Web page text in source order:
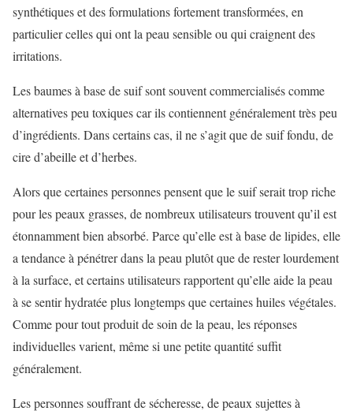
synthétiques et des formulations fortement transformées, en
particulier celles qui ont la peau sensible ou qui craignent des
irritations.
Les baumes à base de suif sont souvent commercialisés comme
alternatives peu toxiques car ils contiennent généralement très peu
d’ingrédients. Dans certains cas, il ne s’agit que de suif fondu, de
cire d’abeille et d’herbes.
Alors que certaines personnes pensent que le suif serait trop riche
pour les peaux grasses, de nombreux utilisateurs trouvent qu’il est
étonnamment bien absorbé. Parce qu’elle est à base de lipides, elle
a tendance à pénétrer dans la peau plutôt que de rester lourdement
à la surface, et certains utilisateurs rapportent qu’elle aide la peau
à se sentir hydratée plus longtemps que certaines huiles végétales.
Comme pour tout produit de soin de la peau, les réponses
individuelles varient, même si une petite quantité suffit
généralement.
Les personnes souffrant de sécheresse, de peaux sujettes à